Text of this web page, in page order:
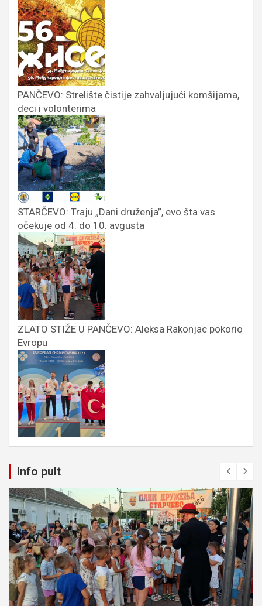
PANČEVO: Strelište čistije zahvaljujući komšijama,
deci i volonterima
STARČEVO: Traju „Dani druženja”, evo šta vas
očekuje od 4. do 10. avgusta
ZLATO STIŽE U PANČEVO: Aleksa Rakonjac pokorio
Evropu
Info pult